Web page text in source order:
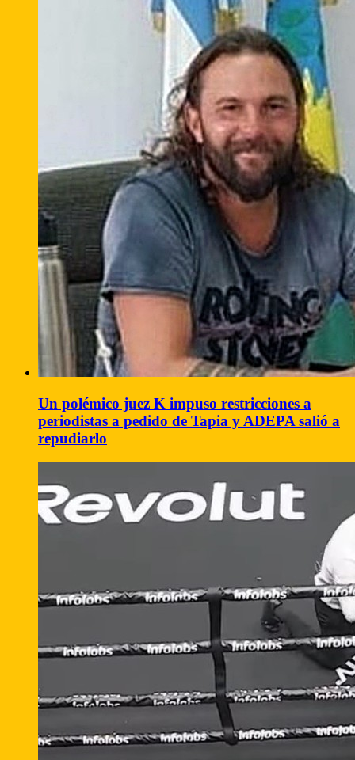
Un polémico juez K impuso restricciones a
periodistas a pedido de Tapia y ADEPA salió a
repudiarlo